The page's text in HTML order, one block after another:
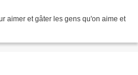
aimer et gâter les gens qu'on aime et